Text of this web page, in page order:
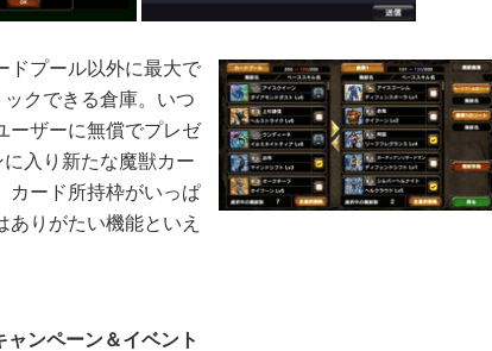
プール以外に最大で
クできる倉庫。いつ
ーザーに無償でプレゼ
入り新たな魔獣カー
カード所持枠がいっぱ
ありがたい機能といえ
ンペーン＆イベント